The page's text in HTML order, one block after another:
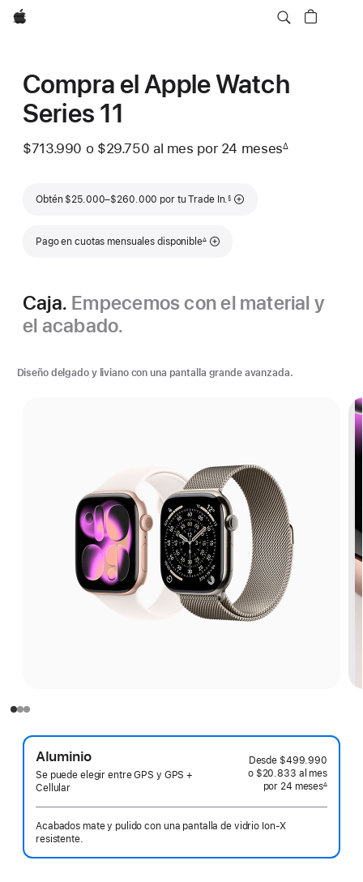
Apple
Compra el Apple Watch
Series 11
$713.990 o $29.750 al mes al mes
por 24 mesesmeses
∆
Obtén $25.000–$260.000 por tu Trade In.
Nota a pie de página
§
Pago en cuotas mensuales disponible
Nota a pie de página
∆
Caja. Empecemos con el material y
el acabado.
Diseño delgado y liviano con una pantalla grande avanzada.
Aluminio
Se puede elegir entre GPS y GPS +
Cellular
Desde $499.990
o $20.833 al mes
por 24 mesesmeses
Nota a pie de página
∆
Acabados mate y pulido con una pantalla de vidrio Ion‑X
resistente.